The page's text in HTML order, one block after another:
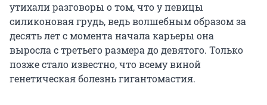
утихали разговоры о том, что у певицы
силиконовая грудь, ведь волшебным образом за
десять лет с момента начала карьеры она
выросла с третьего размера до девятого. Только
позже стало известно, что всему виной
генетическая болезнь гигантомастия.